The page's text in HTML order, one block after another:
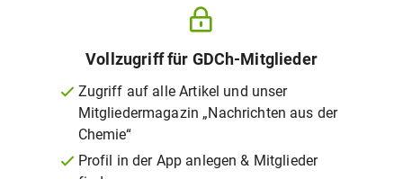
Vollzugriff für GDCh-Mitglieder
Zugriff auf alle Artikel und unser
Mitgliedermagazin „Nachrichten aus der
Chemie“
Profil in der App anlegen & Mitglieder